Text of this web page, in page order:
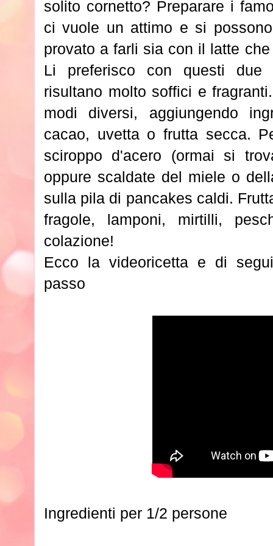
solito cornetto? Preparare i
ci vuole un attimo e si
provato a farli sia con il latte
Li preferisco con questi due
risultano molto soffici e
modi diversi, aggiungendo
cacao, uvetta o frutta secca.
sciroppo d'acero (ormai si
oppure scaldate del miele o
sulla pila di pancakes caldi.
fragole, lamponi, mirtilli,
colazione!
Ecco la videoricetta e di
passo
Ingredienti per 1/2 persone